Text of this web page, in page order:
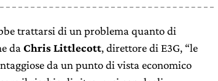
trattarsi di un problema quanto di
da Chris Littlecott, direttore di E3G, “le
da un punto di vista economico